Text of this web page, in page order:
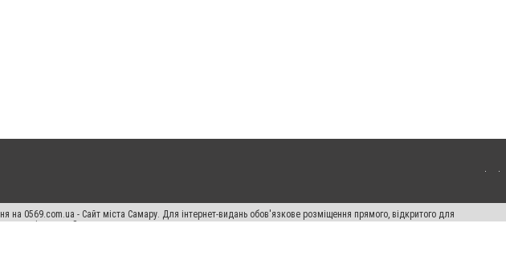
на 0569.com.ua - Сайт міста Самару. Для інтернет-видань обов'язкове розміщення прямого, відкритого для
переслідується Законом.